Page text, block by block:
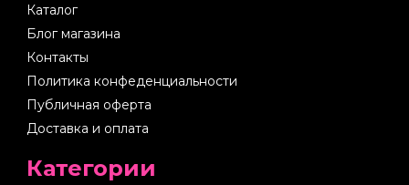
Каталог
Блог магазина
Контакты
Политика конфеденциальности
Публичная оферта
Доставка и оплата
Категории